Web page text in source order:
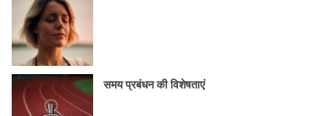
समय प्रबंधन की विशेषताएं